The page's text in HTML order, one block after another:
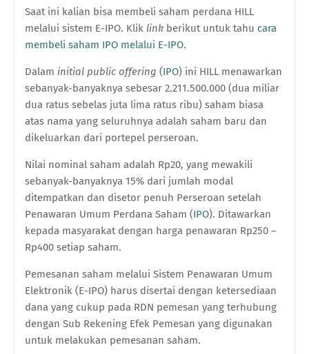
Saat ini kalian bisa membeli saham perdana HILL
melalui sistem E-IPO. Klik link berikut untuk tahu cara
membeli saham IPO melalui E-IPO.
Dalam initial public offering (IPO) ini HILL menawarkan
sebanyak-banyaknya sebesar 2.211.500.000 (dua miliar
dua ratus sebelas juta lima ratus ribu) saham biasa
atas nama yang seluruhnya adalah saham baru dan
dikeluarkan dari portepel perseroan.
Nilai nominal saham adalah Rp20, yang mewakili
sebanyak-banyaknya 15% dari jumlah modal
ditempatkan dan disetor penuh Perseroan setelah
Penawaran Umum Perdana Saham (IPO). Ditawarkan
kepada masyarakat dengan harga penawaran Rp250 –
Rp400 setiap saham.
Pemesanan saham melalui Sistem Penawaran Umum
Elektronik (E-IPO) harus disertai dengan ketersediaan
dana yang cukup pada RDN pemesan yang terhubung
dengan Sub Rekening Efek Pemesan yang digunakan
untuk melakukan pemesanan saham.